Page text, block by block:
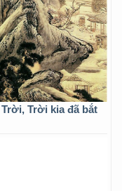
Trời kia đã bắt